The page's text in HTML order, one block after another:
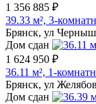
1 356 885 ₽
39.33 м², 3-
Брянск, ул
Дом сдан
1 624 950 ₽
36.11 м², 1-
Брянск, ул
Дом сдан